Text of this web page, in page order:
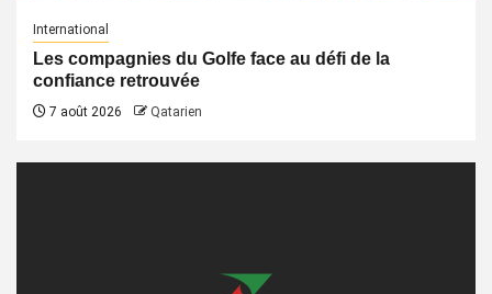
International
Les compagnies du Golfe face au défi de la
confiance retrouvée
7 août 2026 Qatarien